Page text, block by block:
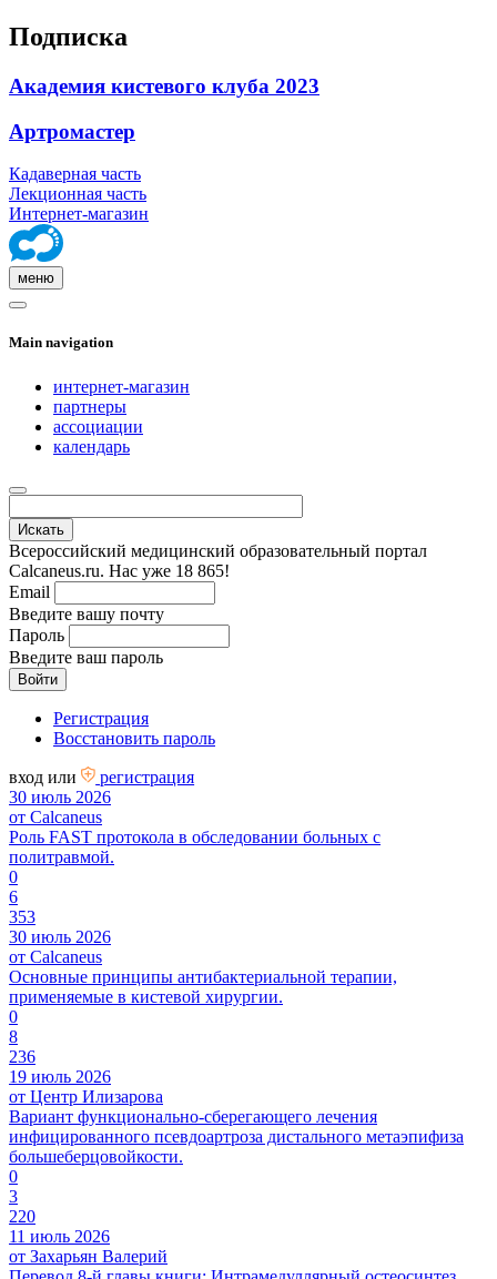
Подписка
Академия кистевого клуба 2023
Артромастер
Кадаверная часть
Лекционная часть
Интернет-магазин
меню
Main navigation
интернет-магазин
партнеры
ассоциации
календарь
Всероссийский медицинский образовательный портал
Calcaneus.ru. Нас уже 18 865!
Email
Введите вашу почту
Пароль
Введите ваш пароль
Регистрация
Восстановить пароль
вход или
регистрация
30 июль 2026
от Calcaneus
Роль FAST протокола в обследовании больных с
политравмой.
0
6
353
30 июль 2026
от Calcaneus
Основные принципы антибактериальной терапии,
применяемые в кистевой хирургии.
0
8
236
19 июль 2026
от Центр Илизарова
Вариант функционально-сберегающего лечения
инфицированного псевдоартроза дистального метаэпифиза
большеберцовойкости.
0
3
220
11 июль 2026
от Захарьян Валерий